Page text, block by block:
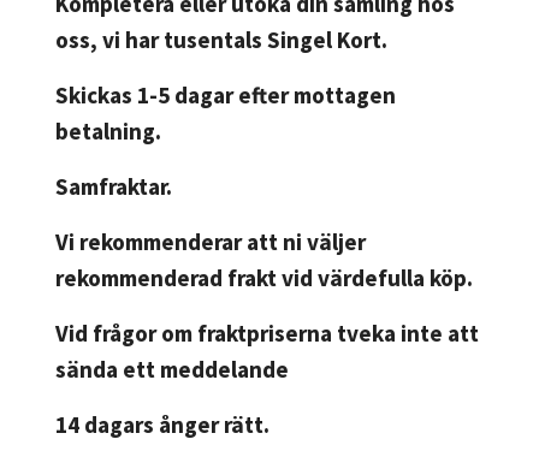
oss, vi har tusentals Singel Kort.
Skickas 1-5 dagar efter mottagen
betalning.
Samfraktar.
Vi rekommenderar att ni väljer
rekommenderad frakt vid värdefulla köp.
Vid frågor om fraktpriserna tveka inte att
sända ett meddelande
14 dagars ånger rätt.